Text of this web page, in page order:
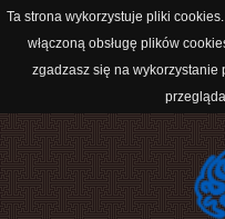
Ta strona wykorzystuje pliki
włączoną obsługę plików
zgadzasz się na